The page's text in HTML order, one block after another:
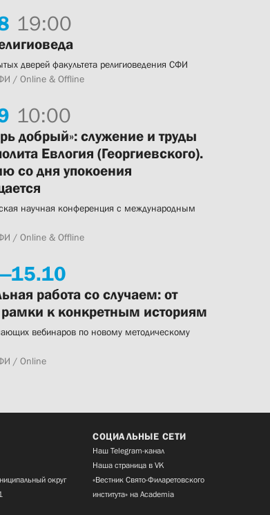
19:00
дверей факультета религиоведения СФИ
/ Online & Offline
10:00
добрый»: служение и труды
Евлогия (Георгиевского).
со дня упокоения
научная конференция с международным
/ Online & Offline
15.10
работа со случаем: от
к конкретным историям
вебинаров по новому методическому
/ Online
округ
СОЦИАЛЬНЫЕ СЕТИ
Наш Telegram-канал
Наша страница в VK
«Вестник Свято-Филаретовского
института» на Academia